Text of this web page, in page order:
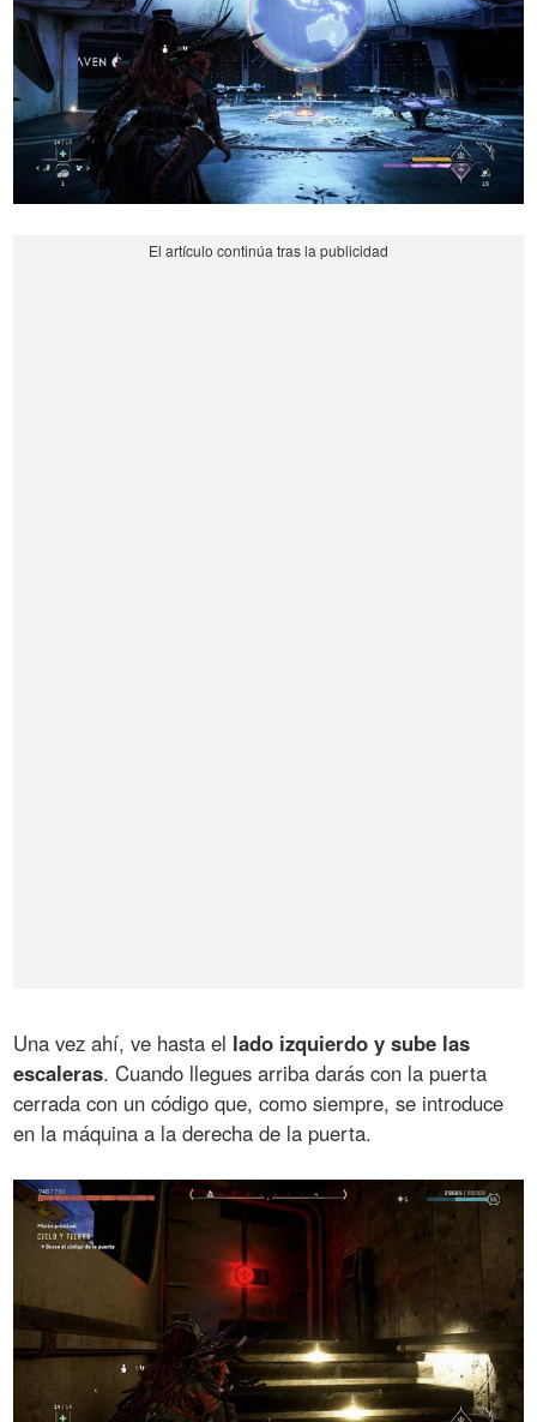
Una vez ahí, ve hasta el lado izquierdo y sube las
escaleras. Cuando llegues arriba darás con la puerta
cerrada con un código que, como siempre, se introduce
en la máquina a la derecha de la puerta.